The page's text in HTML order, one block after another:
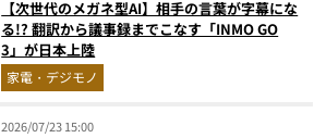
【次世代のメガネ型AI】相手の言葉が字幕にな
る!? 翻訳から議事録までこなす「INMO GO
3」が日本上陸
家電・デジモノ
2026/07/23 15:00